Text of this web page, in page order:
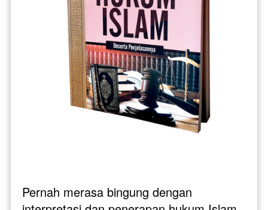
Pernah merasa bingung dengan